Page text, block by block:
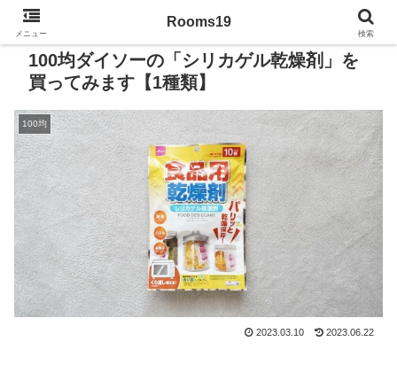
100均ダイソーの「シリカゲル乾燥剤」を
買ってみます【1種類】
100均
2023.03.10 2023.06.22
メニュー
Rooms19
検索